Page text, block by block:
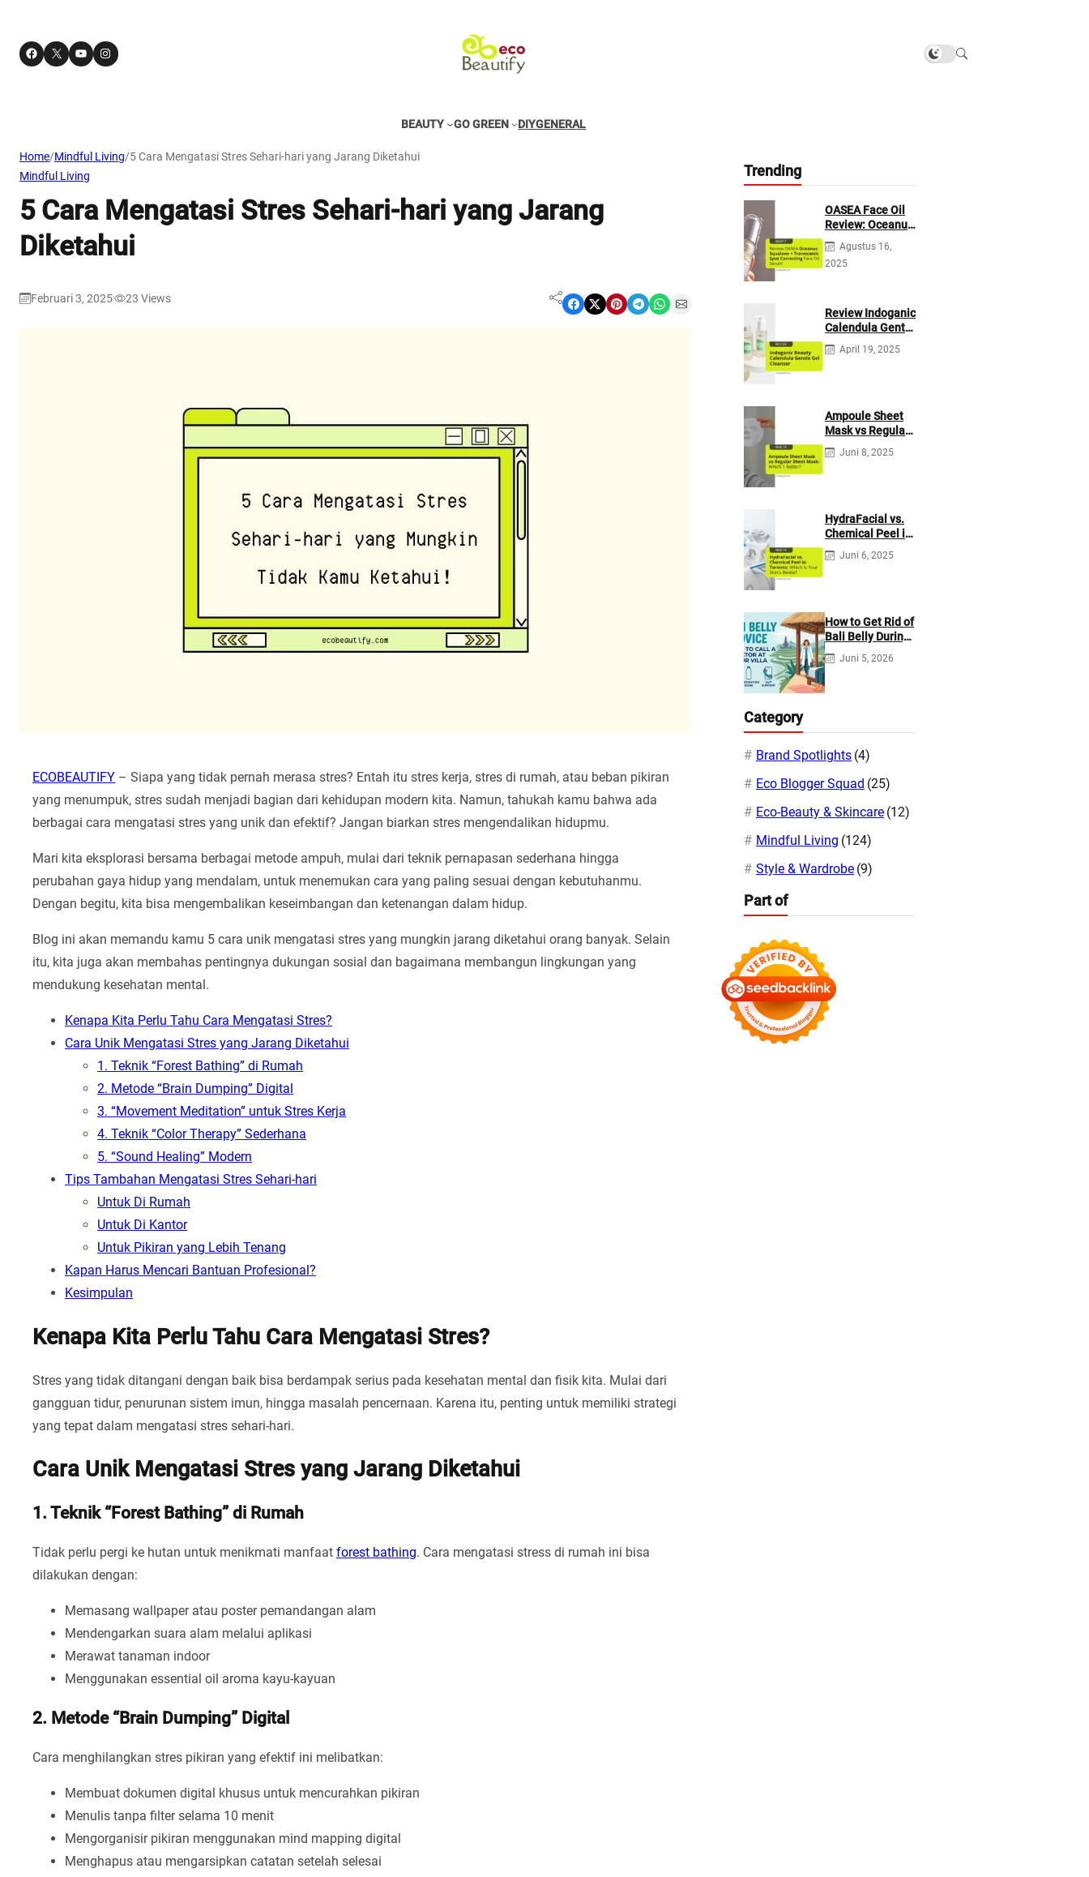
Facebook X YouTube Instagram
BEAUTY GO GREEN DIYGENERAL
Home/Mindful Living/5 Cara Mengatasi Stres Sehari-hari yang Jarang Diketahui
Mindful Living
5 Cara Mengatasi Stres Sehari-hari yang Jarang
Diketahui
Februari 3, 2025 23 Views Share on Facebook Share on X Share on Pinterest Share on Telegram Share on WhatsApp Share on Email
ECOBEAUTIFY – Siapa yang tidak pernah merasa stres? Entah itu stres kerja, stres di rumah, atau beban pikiran
yang menumpuk, stres sudah menjadi bagian dari kehidupan modern kita. Namun, tahukah kamu bahwa ada
berbagai cara mengatasi stres yang unik dan efektif? Jangan biarkan stres mengendalikan hidupmu.
Mari kita eksplorasi bersama berbagai metode ampuh, mulai dari teknik pernapasan sederhana hingga
perubahan gaya hidup yang mendalam, untuk menemukan cara yang paling sesuai dengan kebutuhanmu.
Dengan begitu, kita bisa mengembalikan keseimbangan dan ketenangan dalam hidup.
Blog ini akan memandu kamu 5 cara unik mengatasi stres yang mungkin jarang diketahui orang banyak. Selain
itu, kita juga akan membahas pentingnya dukungan sosial dan bagaimana membangun lingkungan yang
mendukung kesehatan mental.
Kenapa Kita Perlu Tahu Cara Mengatasi Stres?
Cara Unik Mengatasi Stres yang Jarang Diketahui
1. Teknik “Forest Bathing” di Rumah
2. Metode “Brain Dumping” Digital
3. “Movement Meditation” untuk Stres Kerja
4. Teknik “Color Therapy” Sederhana
5. “Sound Healing” Modern
Tips Tambahan Mengatasi Stres Sehari-hari
Untuk Di Rumah
Untuk Di Kantor
Untuk Pikiran yang Lebih Tenang
Kapan Harus Mencari Bantuan Profesional?
Kesimpulan
Kenapa Kita Perlu Tahu Cara Mengatasi Stres?
Stres yang tidak ditangani dengan baik bisa berdampak serius pada kesehatan mental dan fisik kita. Mulai dari
gangguan tidur, penurunan sistem imun, hingga masalah pencernaan. Karena itu, penting untuk memiliki strategi
yang tepat dalam mengatasi stres sehari-hari.
Cara Unik Mengatasi Stres yang Jarang Diketahui
1. Teknik “Forest Bathing” di Rumah
Tidak perlu pergi ke hutan untuk menikmati manfaat forest bathing. Cara mengatasi stress di rumah ini bisa
dilakukan dengan:
Memasang wallpaper atau poster pemandangan alam
Mendengarkan suara alam melalui aplikasi
Merawat tanaman indoor
Menggunakan essential oil aroma kayu-kayuan
2. Metode “Brain Dumping” Digital
Cara menghilangkan stres pikiran yang efektif ini melibatkan:
Membuat dokumen digital khusus untuk mencurahkan pikiran
Menulis tanpa filter selama 10 menit
Mengorganisir pikiran menggunakan mind mapping digital
Menghapus atau mengarsipkan catatan setelah selesai
Trending
OASEA Face Oil
Review: Oceanus
Squalane +
Tranexamic Spot
Correcting
Agustus 16,
2025
Review Indoganic
Calendula Gentle
Gel Cleanser
April 19, 2025
Ampoule Sheet
Mask vs Regular
Sheet Mask:
Which 1 Better?
Juni 8, 2025
HydraFacial vs.
Chemical Peel in
Toronto: Which Is
Your Skin’s
Juni 6, 2025
How to Get Rid of
Bali Belly During
Your Trip
Juni 5, 2026
Category
Brand Spotlights (4)
Eco Blogger Squad (25)
Eco-Beauty & Skincare (12)
Mindful Living (124)
Style & Wardrobe (9)
Part of